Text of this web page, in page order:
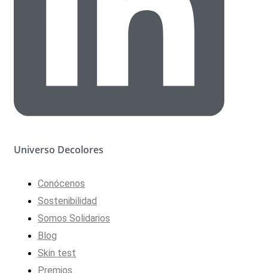
Universo Decolores
Conócenos
Sostenibilidad
Somos Solidarios
Blog
Skin test
Premios